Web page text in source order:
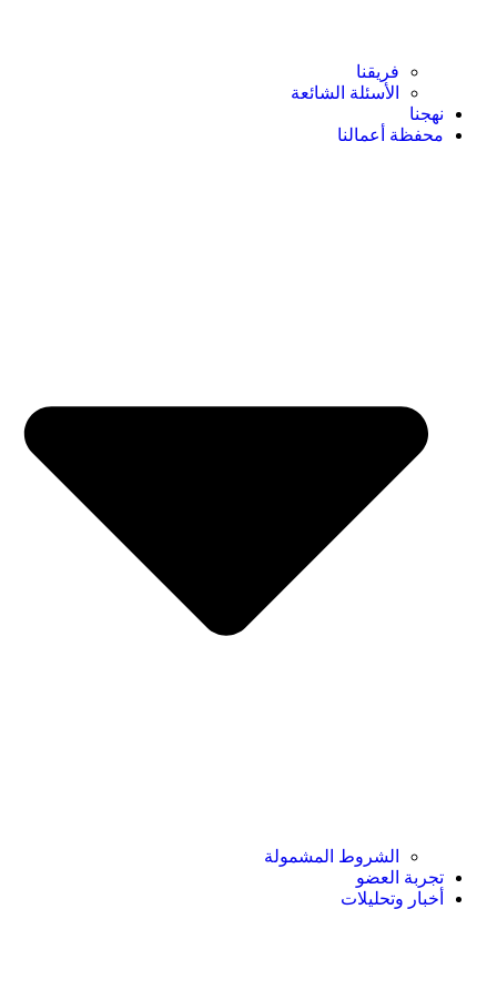
فريقنا
الأسئلة الشائعة
نهجنا
محفظة أعمالنا
الشروط المشمولة
تجربة العضو
أخبار وتحليلات